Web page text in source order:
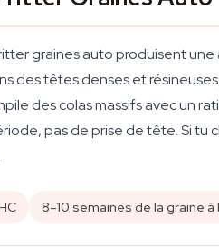
graines auto produisent
des têtes denses et
des colas massifs avec un
pas de prise de tête. Si tu
8–10 semaines de la graine à